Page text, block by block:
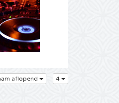
aflopend 4